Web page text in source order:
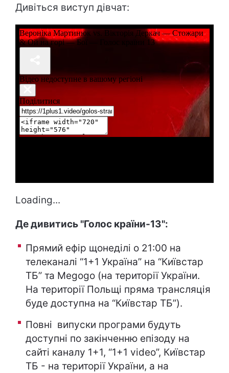
Дивіться виступ дівчат:
Loading...
Де дивитись "Голос країни-13":
Прямий ефір щонеділі о 21:00 на
телеканалі “1+1 Україна” на “Київстар
ТБ” та Megogo (на території України.
На території Польщі пряма трансляція
буде доступна на “Київстар ТБ”).
Повні випуски програми будуть
доступні по закінченню епізоду на
сайті каналу 1+1, “1+1 video”, Київстар
ТБ - на території України, а на